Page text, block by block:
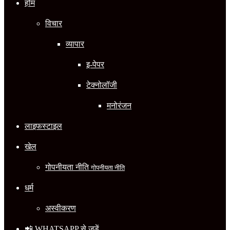
होम
विचार
व्यापार
इ-पेपर
टेक्नोलॉजी
मनोरंजन
लाइफस्टाइल
खेल
गोपनीयता नीतिगोपनीयता नीति
धर्म
अस्वीकरण